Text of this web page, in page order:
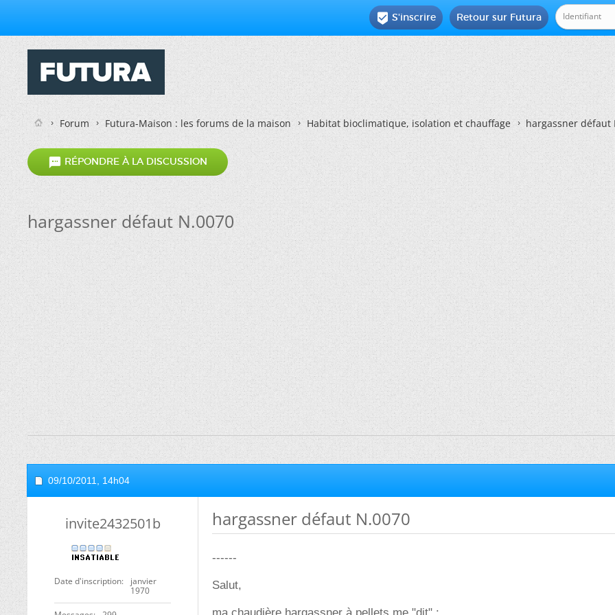
Retour sur Futura
 S'inscrire
Forum Futura-Maison : les forums de la maison Habitat bioclimatique, isolation et chauffage hargassner défaut
 RÉPONDRE À LA DISCUSSION
hargassner défaut N.0070
09/10/2011, 14h04
invite2432501b
Date d'inscription
janvier
1970
hargassner défaut N.0070
------
Salut,